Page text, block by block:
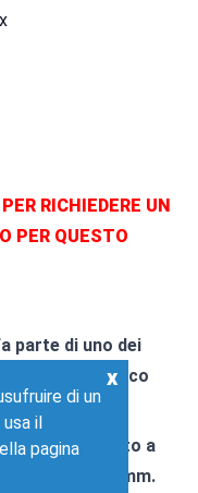
RICHIEDERE UN
PER QUESTO
parte di uno dei
Carico
rinforzato a
, spessore 3 mm.
di un
usa il
pagina
x